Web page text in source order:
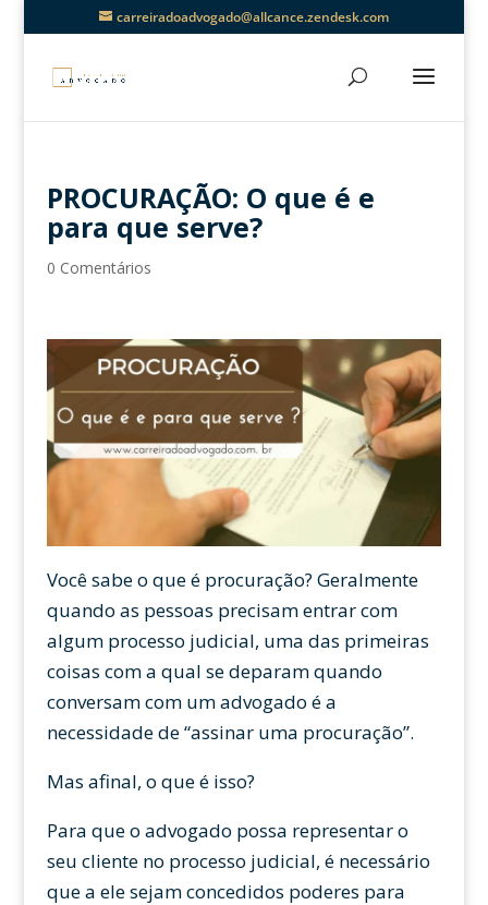
carreiradoadvogado@allcance.zendesk.com
PROCURAÇÃO: O que é e
para que serve?
0 Comentários
Você sabe o que é procuração? Geralmente
quando as pessoas precisam entrar com
algum processo judicial, uma das primeiras
coisas com a qual se deparam quando
conversam com um advogado é a
necessidade de “assinar uma procuração”.
Mas afinal, o que é isso?
Para que o advogado possa representar o
seu cliente no processo judicial, é necessário
que a ele sejam concedidos poderes para